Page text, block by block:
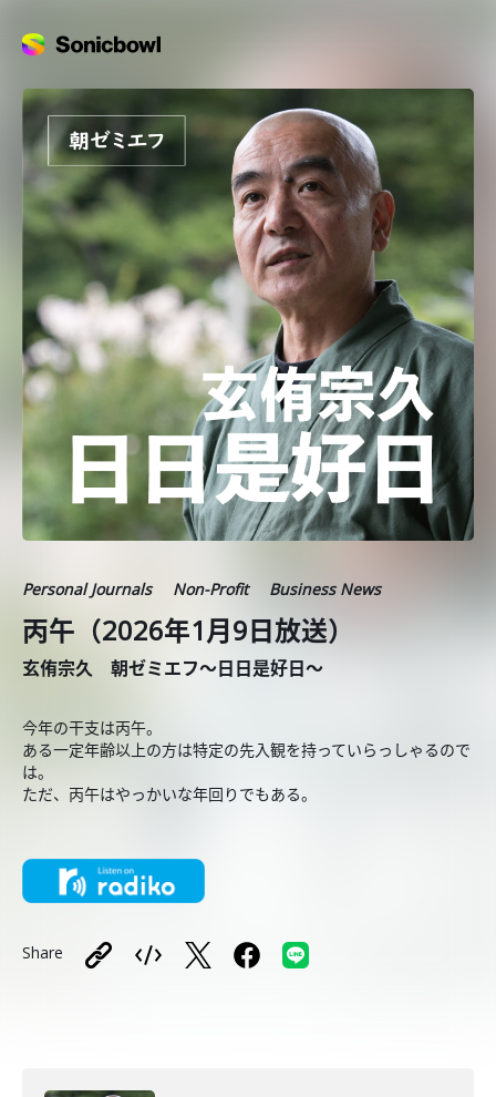
Personal Journals Non-Profit Business News
丙午（2026年1月9日放送）
玄侑宗久 朝ゼミエフ～日日是好日～
今年の干支は丙午。
ある一定年齢以上の方は特定の先入観を持っていらっしゃるので
は。
ただ、丙午はやっかいな年回りでもある。
Share